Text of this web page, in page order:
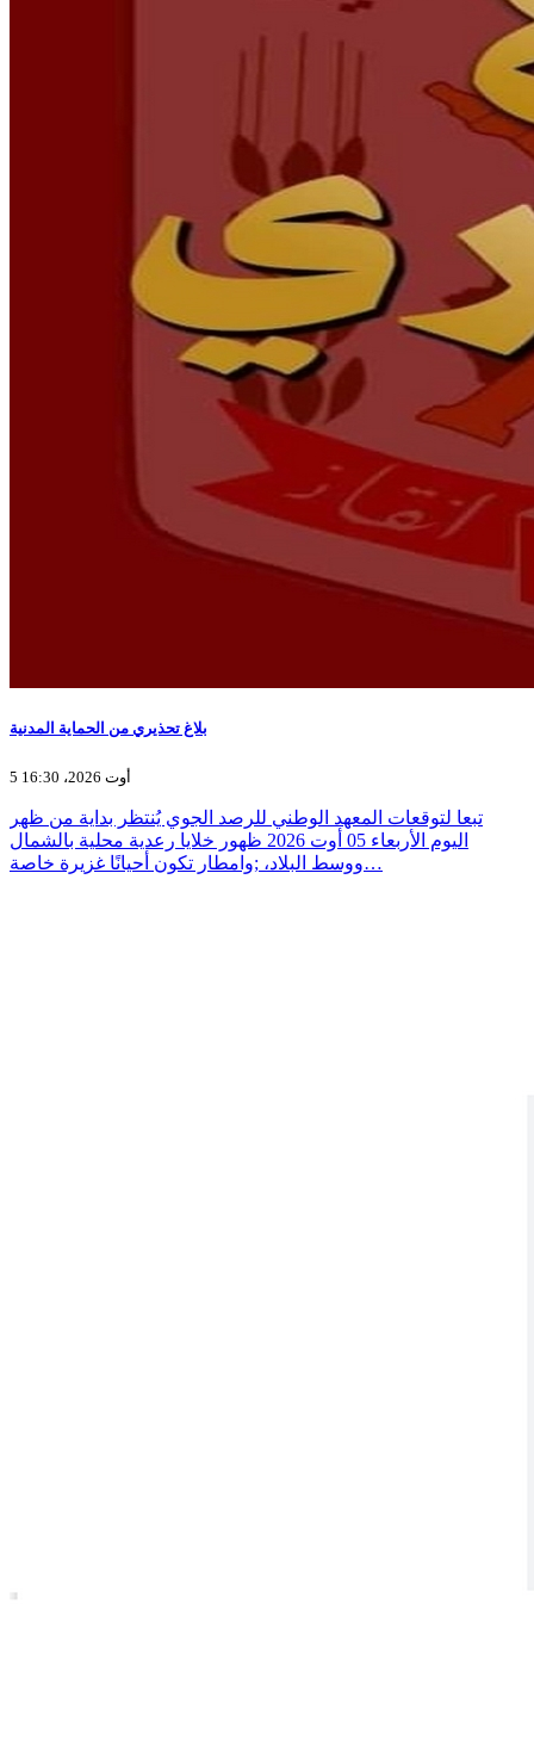
بلاغ تحذيري من الحماية المدنية
5 أوت 2026، 16:30
تبعا لتوقعات المعهد الوطني للرصد الجوي يُنتظر بداية من ظهر
اليوم الأربعاء 05 أوت 2026 ظهور خلايا رعدية محلية بالشمال
ووسط البلاد، ;وامطار تكون أحيانًا غزيرة خاصة…